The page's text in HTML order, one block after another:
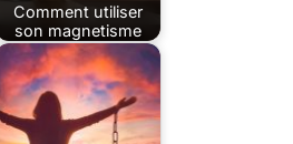
Comment utiliser
son magnetisme